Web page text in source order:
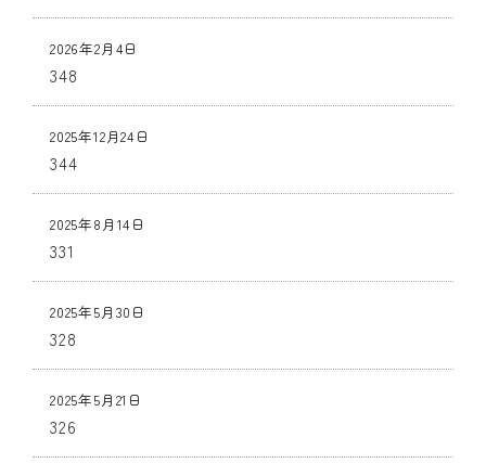
1K
2DK
4DK
特徴を選択
鉄骨
キーワードで絞り込む
2026年2月4日
348
2025年12月24日
344
2025年8月14日
331
2025年5月30日
328
2025年5月21日
326